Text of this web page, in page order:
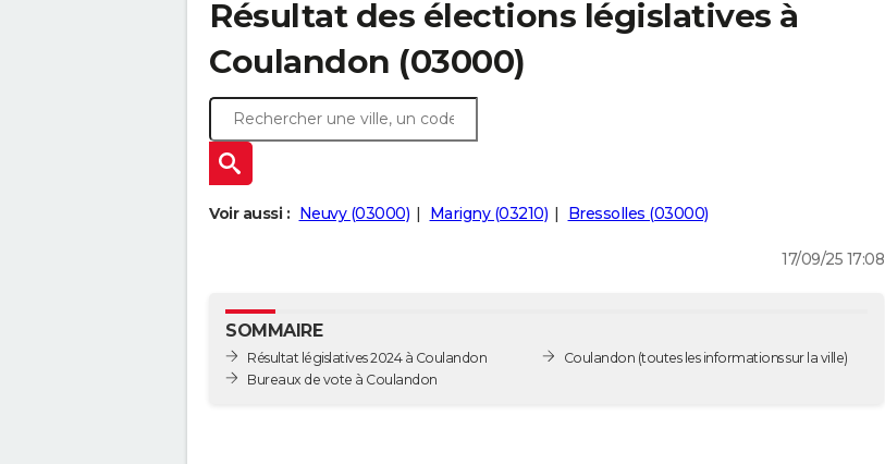
Résultat des élections législatives à
Coulandon (03000)
Voir aussi : Neuvy (03000) Marigny (03210) Bressolles (03000)
17/09/25 17:08
SOMMAIRE
Résultat législatives 2024 à Coulandon
Bureaux de vote à Coulandon
Coulandon (toutes les informations sur la ville)